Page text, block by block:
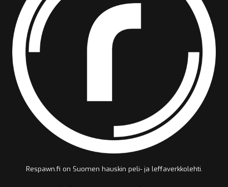
Respawn.fi on Suomen hauskin peli- ja leffaverkkolehti.